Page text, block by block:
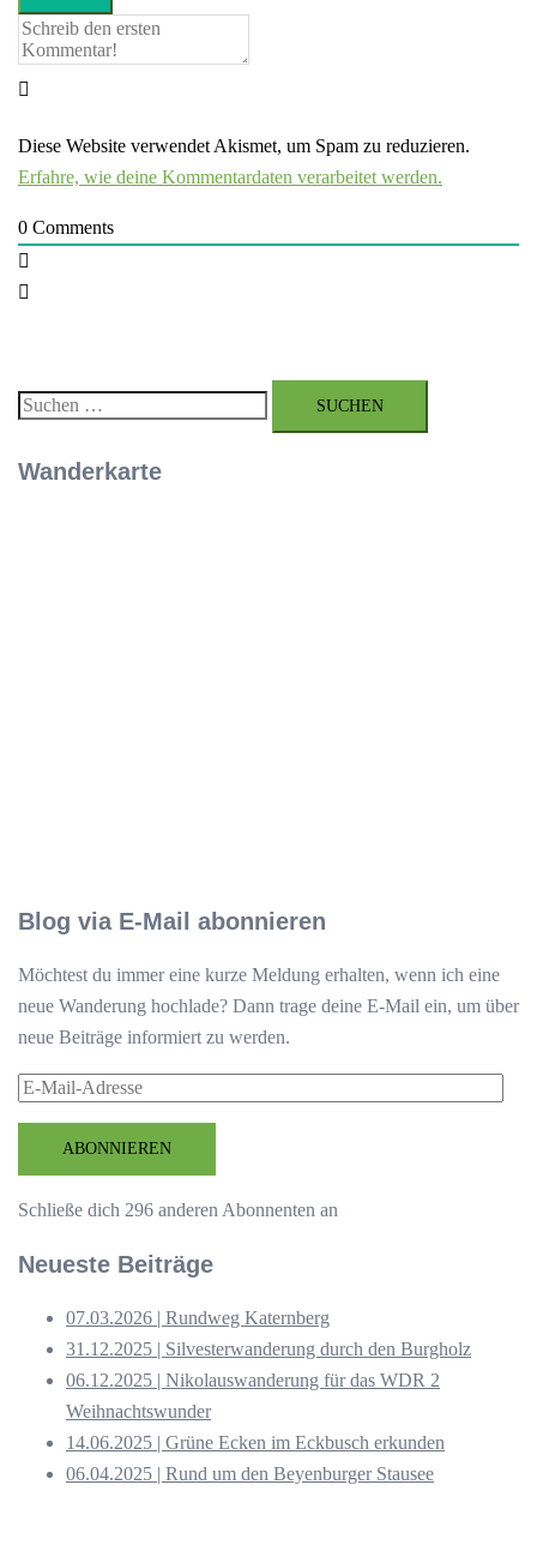
Diese Website verwendet Akismet, um Spam zu reduzieren.
Erfahre, wie deine Kommentardaten verarbeitet werden.
0 Comments
Suchen
Wanderkarte
Blog via E-Mail abonnieren
Möchtest du immer eine kurze Meldung erhalten, wenn ich eine
neue Wanderung hochlade? Dann trage deine E-Mail ein, um über
neue Beiträge informiert zu werden.
E-
AdresseABONNIEREN
Schließe dich 296 anderen Abonnenten an
Neueste Beiträge
07.03.2026 | Rundweg Katernberg
31.12.2025 | Silvesterwanderung durch den Burgholz
06.12.2025 | Nikolauswanderung für das WDR 2
Weihnachtswunder
14.06.2025 | Grüne Ecken im Eckbusch erkunden
06.04.2025 | Rund um den Beyenburger Stausee